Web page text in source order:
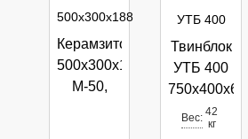
Керамзитоблок
500х300х188
М-50,
Твинблок
УТБ 400
750х400х625
Вес: 42
кг